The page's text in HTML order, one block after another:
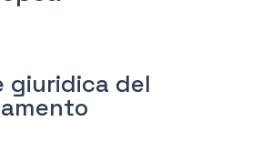
giuridica del